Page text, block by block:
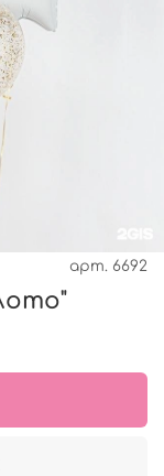
арт. 6692